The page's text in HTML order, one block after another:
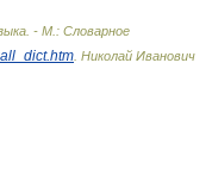
- М.: Словарное
Николай Иванович